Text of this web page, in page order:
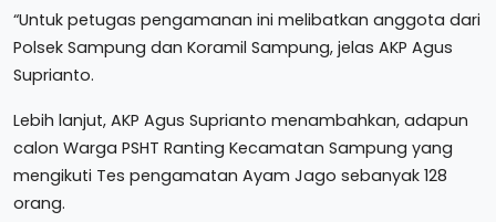
“Untuk petugas pengamanan ini melibatkan anggota dari
Polsek Sampung dan Koramil Sampung, jelas AKP Agus
Suprianto.
Lebih lanjut, AKP Agus Suprianto menambahkan, adapun
calon Warga PSHT Ranting Kecamatan Sampung yang
mengikuti Tes pengamatan Ayam Jago sebanyak 128
orang.